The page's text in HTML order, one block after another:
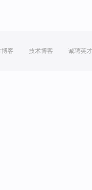
博客 技术博客 诚聘英才